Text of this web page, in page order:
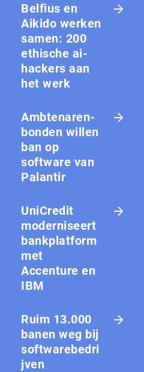
Belfius en
Aikido werken
samen: 200
ethische ai-
hackers aan
het werk
Amb­te­na­ren­
bon­den willen
ban op
software van
Palantir
UniCredit
moderniseert
bankplatform
met
Accenture en
IBM
Ruim 13.000
banen weg bij
softwarebedri
jven